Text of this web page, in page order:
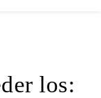
los: